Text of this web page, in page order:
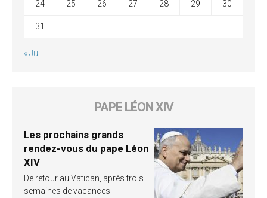
24 25 26 27 28 29 30
31
« Juil
PAPE LÉON XIV
Les prochains grands
rendez-vous du pape Léon
XIV
De retour au Vatican, après trois
semaines de vacances